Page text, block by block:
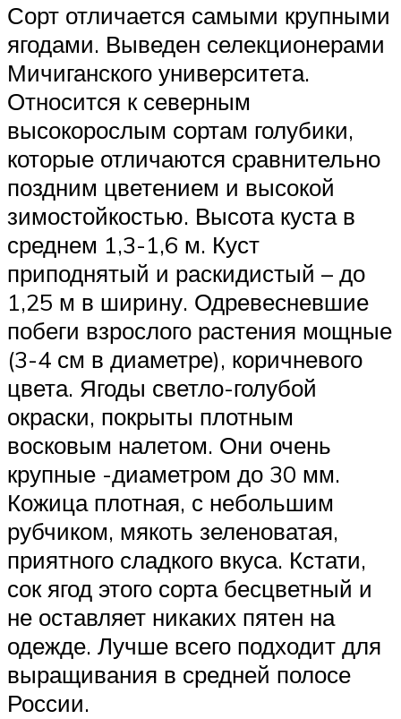
Сорт отличается самыми крупными
ягодами. Выведен селекционерами
Мичиганского университета.
Относится к северным
высокорослым сортам голубики,
которые отличаются сравнительно
поздним цветением и высокой
зимостойкостью. Высота куста в
среднем 1,3-1,6 м. Куст
приподнятый и раскидистый – до
1,25 м в ширину. Одревесневшие
побеги взрослого растения мощные
(3-4 см в диаметре), коричневого
цвета. Ягоды светло-голубой
окраски, покрыты плотным
восковым налетом. Они очень
крупные -диаметром до 30 мм.
Кожица плотная, с небольшим
рубчиком, мякоть зеленоватая,
приятного сладкого вкуса. Кстати,
сок ягод этого сорта бесцветный и
не оставляет никаких пятен на
одежде. Лучше всего подходит для
выращивания в средней полосе
России.